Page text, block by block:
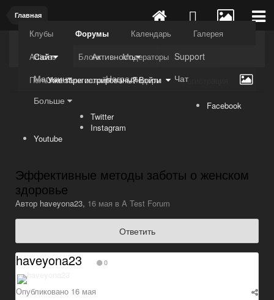
Главная
Kuli4kam.net Дружный форум
Сайт
Клубы Форумы Календарь
Галерея
Articles
Блоги
Модераторы
Пользователи онлайн
Лидеры
Активность
Support
Магазин
Награды
Чат
Больше
Уже зарегистрированы? Войти Регистрация
Facebook
Twitter
Instagram
Youtube
Эффективные методы заботы о женском
здоровье
Автор haveyona23, 16 мая в A Test Forum
Ответить
haveyona23 0
Опубликовано 16 мая